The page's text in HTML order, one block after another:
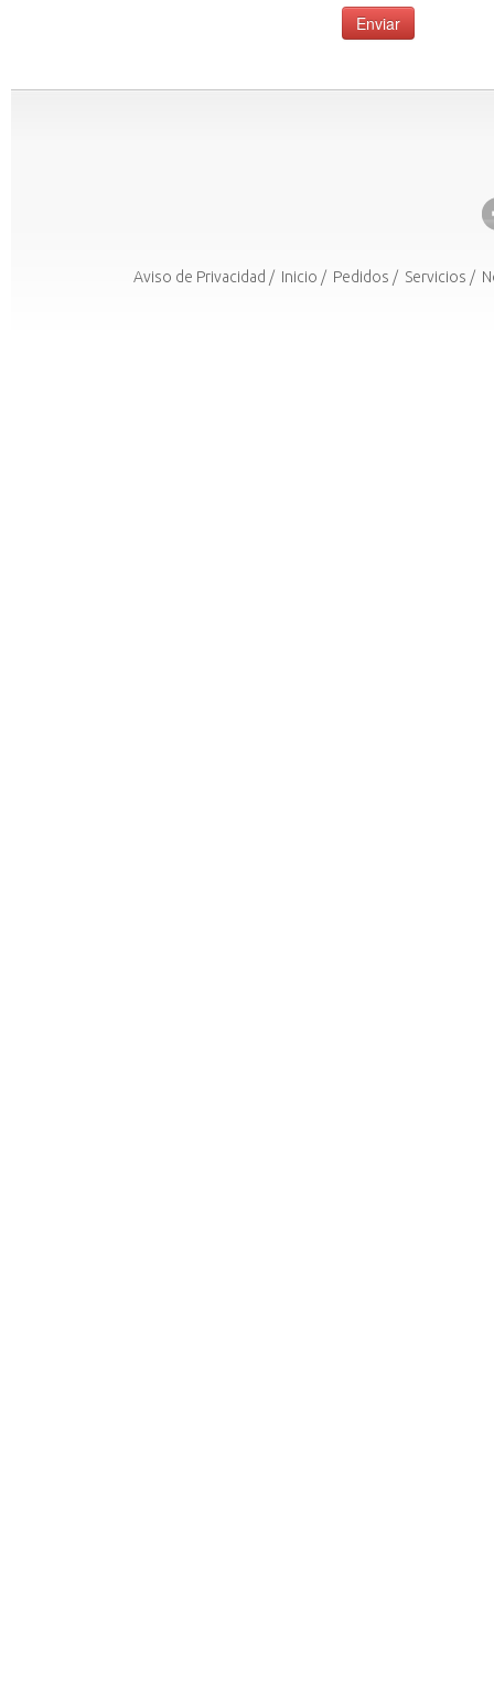
Enviar
Aviso de Privacidad / Inicio / Pedidos / Servicios /